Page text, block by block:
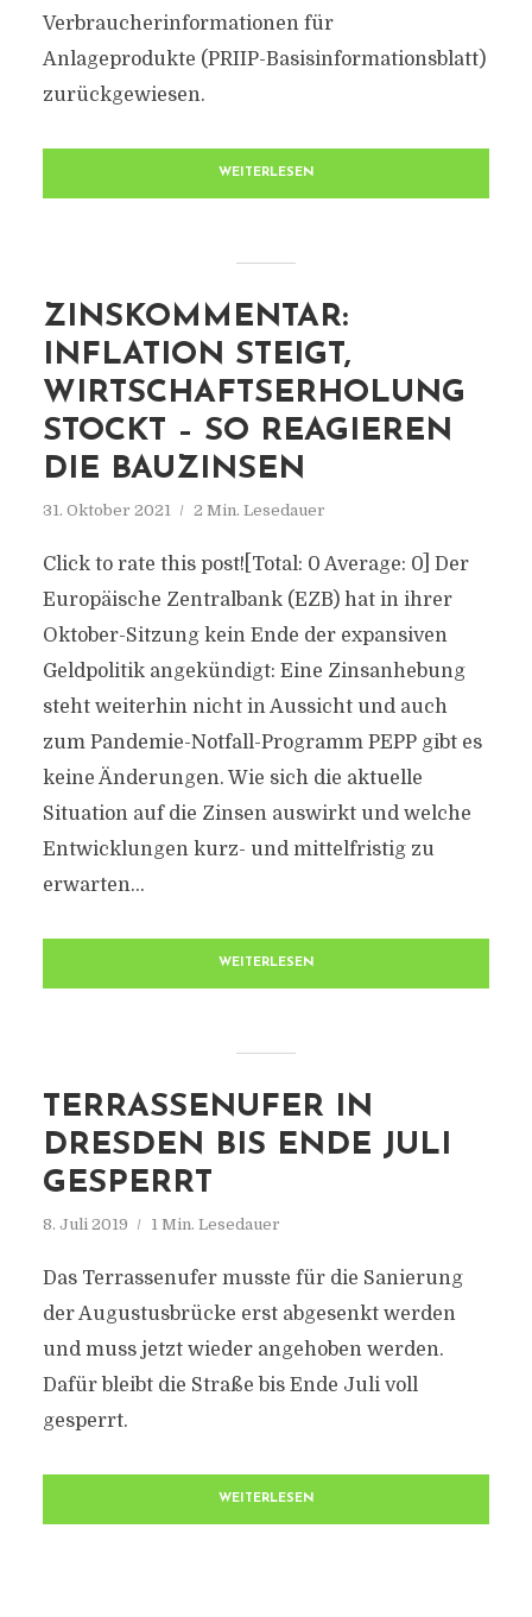
Verbraucherinformationen für
Anlageprodukte (PRIIP-Basisinformationsblatt)
zurückgewiesen.
WEITERLESEN
ZINSKOMMENTAR:
INFLATION STEIGT,
WIRTSCHAFTSERHOLUNG
STOCKT – SO REAGIEREN
DIE BAUZINSEN
31. Oktober 2021 2 Min. Lesedauer
Click to rate this post![Total: 0 Average: 0] Der
Europäische Zentralbank (EZB) hat in ihrer
Oktober-Sitzung kein Ende der expansiven
Geldpolitik angekündigt: Eine Zinsanhebung
steht weiterhin nicht in Aussicht und auch
zum Pandemie-Notfall-Programm PEPP gibt es
keine Änderungen. Wie sich die aktuelle
Situation auf die Zinsen auswirkt und welche
Entwicklungen kurz- und mittelfristig zu
erwarten...
WEITERLESEN
TERRASSENUFER IN
DRESDEN BIS ENDE JULI
GESPERRT
8. Juli 2019 1 Min. Lesedauer
Das Terrassenufer musste für die Sanierung
der Augustusbrücke erst abgesenkt werden
und muss jetzt wieder angehoben werden.
Dafür bleibt die Straße bis Ende Juli voll
gesperrt.
WEITERLESEN